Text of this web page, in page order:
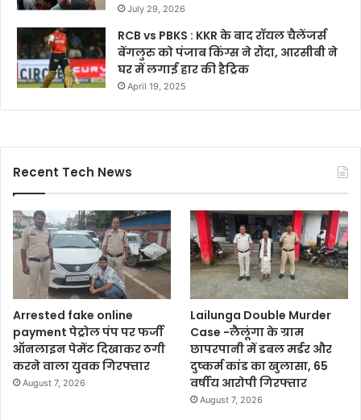
July 29, 2026
RCB vs PBKS : KKR के बाद रॉयल चैलेंजर्स
बेंगलुरु को पंजाब किंग्स ने रौंदा, आरसीबी ने
घर में लगाई हार की हैट्रिक
April 19, 2025
Recent Tech News
Arrested fake online
payment पेट्रोल पंप पर फर्जी
ऑनलाइन पेमेंट दिखाकर ठगी
करने वाला युवक गिरफ्तार
August 7, 2026
Lailunga Double Murder
Case -लैलूंगा के ग्राम
छापरपानी में डबल मर्डर और
दुष्कर्म कांड का खुलासा, 65
वर्षीय आरोपी गिरफ्तार
August 7, 2026